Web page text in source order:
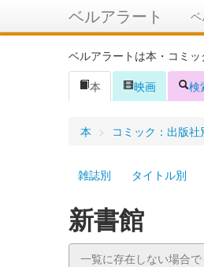
ベルアラート
ベルアラートは本・コミ
本
映画 検
本 > コミック：出版社
雑誌別 タイトル別
新書館
一覧に存在しない場合で